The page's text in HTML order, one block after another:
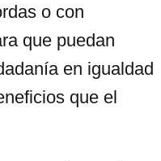
o con
que puedan
en igualdad
que el